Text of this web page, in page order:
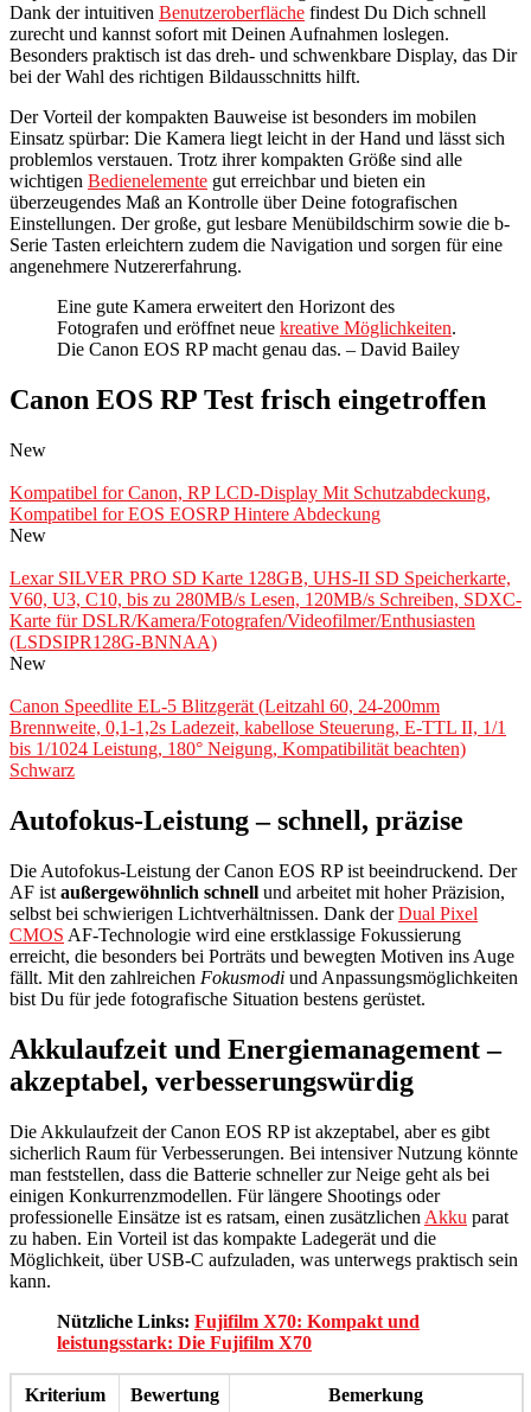
Dank der intuitiven Benutzeroberfläche findest Du Dich schnell
zurecht und kannst sofort mit Deinen Aufnahmen loslegen.
Besonders praktisch ist das dreh- und schwenkbare Display, das Dir
bei der Wahl des richtigen Bildausschnitts hilft.
Der Vorteil der kompakten Bauweise ist besonders im mobilen
Einsatz spürbar: Die Kamera liegt leicht in der Hand und lässt sich
problemlos verstauen. Trotz ihrer kompakten Größe sind alle
wichtigen Bedienelemente gut erreichbar und bieten ein
überzeugendes Maß an Kontrolle über Deine fotografischen
Einstellungen. Der große, gut lesbare Menübildschirm sowie die b-
Serie Tasten erleichtern zudem die Navigation und sorgen für eine
angenehmere Nutzererfahrung.
Eine gute Kamera erweitert den Horizont des
Fotografen und eröffnet neue kreative Möglichkeiten.
Die Canon EOS RP macht genau das. – David Bailey
Canon EOS RP Test frisch eingetroffen
New
Kompatibel for Canon, RP LCD-Display Mit Schutzabdeckung,
Kompatibel for EOS EOSRP Hintere Abdeckung
New
Lexar SILVER PRO SD Karte 128GB, UHS-II SD Speicherkarte,
V60, U3, C10, bis zu 280MB/s Lesen, 120MB/s Schreiben, SDXC-
Karte für DSLR/Kamera/Fotografen/Videofilmer/Enthusiasten
(LSDSIPR128G-BNNAA)
New
Canon Speedlite EL-5 Blitzgerät (Leitzahl 60, 24-200mm
Brennweite, 0,1-1,2s Ladezeit, kabellose Steuerung, E-TTL II, 1/1
bis 1/1024 Leistung, 180° Neigung, Kompatibilität beachten)
Schwarz
Autofokus-Leistung – schnell, präzise
Die Autofokus-Leistung der Canon EOS RP ist beeindruckend. Der
AF ist außergewöhnlich schnell und arbeitet mit hoher Präzision,
selbst bei schwierigen Lichtverhältnissen. Dank derDual Pixel
CMOS AF-Technologie wird eine erstklassige Fokussierung
erreicht, die besonders bei Porträts und bewegten Motiven ins Auge
fällt. Mit den zahlreichen Fokusmodi und Anpassungsmöglichkeiten
bist Du für jede fotografische Situation bestens gerüstet.
Akkulaufzeit und Energiemanagement –
akzeptabel, verbesserungswürdig
Die Akkulaufzeit der Canon EOS RP ist akzeptabel, aber es gibt
sicherlich Raum für Verbesserungen. Bei intensiver Nutzung könnte
man feststellen, dass die Batterie schneller zur Neige geht als bei
einigen Konkurrenzmodellen. Für längere Shootings oder
professionelle Einsätze ist es ratsam, einen zusätzlichen Akku parat
zu haben. Ein Vorteil ist das kompakte Ladegerät und die
Möglichkeit, über USB-C aufzuladen, was unterwegs praktisch sein
kann.
Nützliche Links: Fujifilm X70: Kompakt und
leistungsstark: Die Fujifilm X70
Kriterium Bewertung Bemerkung